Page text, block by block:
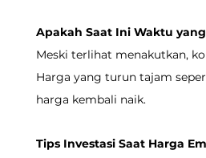
Apakah Saat Ini Waktu
Meski terlihat menakutkan,
Harga yang turun tajam
harga kembali naik.
Tips Investasi Saat Harga